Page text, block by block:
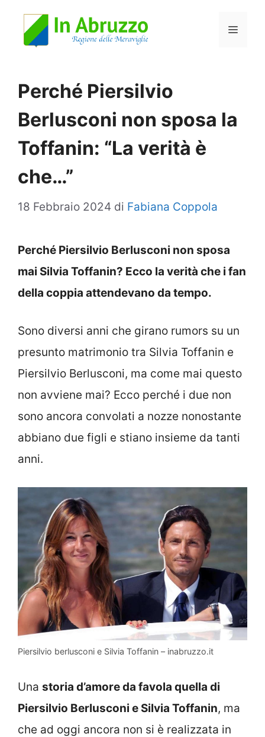
Menu
Perché Piersilvio
Berlusconi non sposa la
Toffanin: “La verità è
che…”
18 Febbraio 2024 di Fabiana Coppola
Perché Piersilvio Berlusconi non sposa
mai Silvia Toffanin? Ecco la verità che i fan
della coppia attendevano da tempo.
Sono diversi anni che girano rumors su un
presunto matrimonio tra Silvia Toffanin e
Piersilvio Berlusconi, ma come mai questo
non avviene mai? Ecco perché i due non
sono ancora convolati a nozze nonostante
abbiano due figli e stiano insieme da tanti
anni.
Piersilvio berlusconi e Silvia Toffanin – inabruzzo.it
Una storia d’amore da favola quella di
Piersilvio Berlusconi e Silvia Toffanin, ma
che ad oggi ancora non si è realizzata in